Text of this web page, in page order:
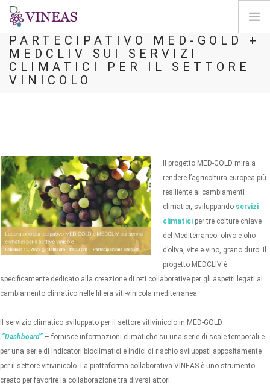
DOMOV
O VINEAS
REGISTRACIJA
SI
LABORATORIO
PARTECIPATIVO MED-GOLD +
MEDCLIV SUI SERVIZI
CLIMATICI PER IL SETTORE
VINICOLO
Il progetto MED-GOLD mira a
rendere l’agricoltura europea più
resiliente ai cambiamenti
climatici, sviluppando servizi
climatici per tre colture chiave
del Mediterraneo: olivo e olio
d’oliva, vite e vino, grano duro. Il
progetto MEDCLIV è
specificamente dedicato alla creazione di reti collaborative per gli aspetti legati al
cambiamento climatico nelle filiera viti-vinicola mediterranea.
Il servizio climatico sviluppato per il settore vitivinicolo in MED-GOLD –
“Dashboard” – fornisce informazioni climatiche su una serie di scale temporali e
per una serie di indicatori bioclimatici e indici di rischio sviluppati appositamente
per il settore vitivinicolo. La piattaforma collaborativa VINEAS è uno strumento
creato per favorire la collaborazione tra diversi attori.